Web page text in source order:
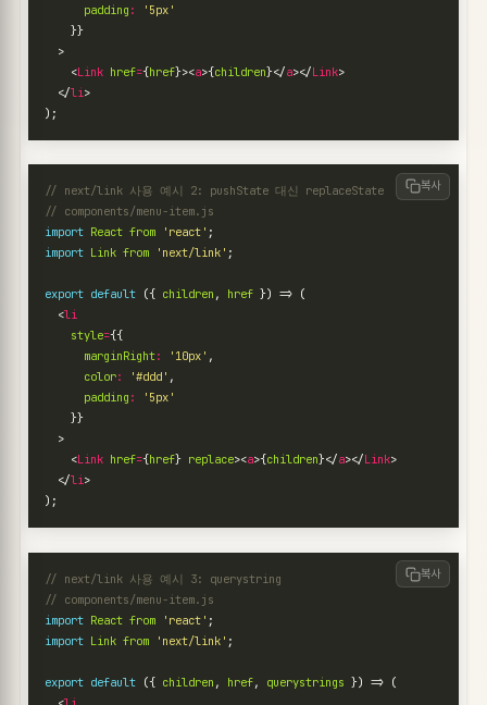
padding :
'5px'
}}
>
<Link href={href}><a>{children}</a></Link>
</li >
);
import React from 'react' ;
import Link from 'next/link' ;
export default ({ children , href }) => (
<li
style={{
marginRight: '10px' ,
color: '#ddd' ,
padding :
'5px'
}}
>
<Link href={href} replace><a>{children}</a></Link>
</li>
);
복사
import React from 'react' ;
import Link from 'next/link' ;
export default ({ children , href, querystrings }) => (
복사